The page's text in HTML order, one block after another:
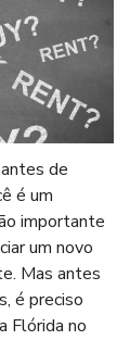
de
é um
importante
um novo
Mas antes
é preciso
Flórida no